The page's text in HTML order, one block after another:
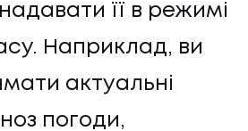
надавати її в режимі
Наприклад, ви
актуальні
погоди,